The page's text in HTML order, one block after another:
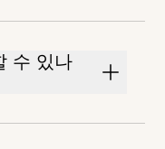
수 있나